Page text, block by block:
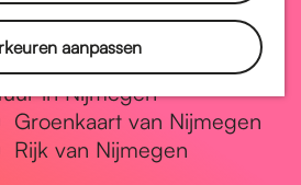
aanpassen
Penning
in Nijmegen
Groenkaart van Nijmegen
Rijk van Nijmegen